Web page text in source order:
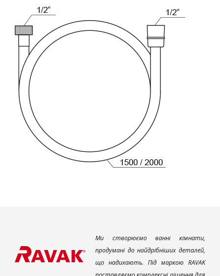
Ми створюємо ванні кімнати,
продумані до найдрібніших деталей,
що надихають. Під маркою RAVAK